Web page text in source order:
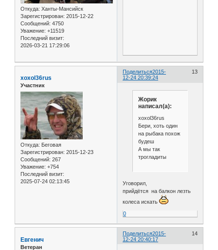
Откуда: Ханты-Мансийск
Зарегистрирован: 2015-12-22
Сообщений: 4750
Уважение: +11519
Последний визит:
2026-03-21 17:29:06
Поделиться 13
2015-
12-24 20:39:24
xoxol36rus
Участник
Откуда: Беговая
Зарегистрирован: 2015-12-23
Сообщений: 267
Уважение: +754
Последний визит:
2025-07-24 02:13:45
Жорик
написал(а):
xoxol36rus
Бери, хоть один
на рыбака похож
будеш
А мы так
трогладиты
Уговорил,
прийдётся на балкон лезть
колеса искать
0
Поделиться 14
2015-
12-24 20:40:17
Евгенич
Ветеран